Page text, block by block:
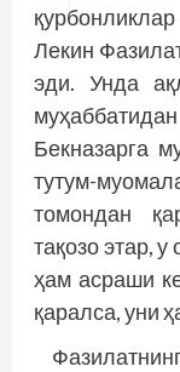
Лекин
эди. Унда
Бекназарга
тутум-
томондан
тақозо этар,
ҳам асраши
қаралса, уни